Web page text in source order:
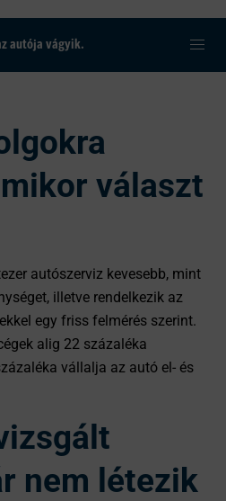
autója vágyik.
választ
autószerviz kevesebb, mint
illetve rendelkezik az
egy friss felmérés szerint.
alig 22 százaléka
vállalja az autó el- és
nem létezik